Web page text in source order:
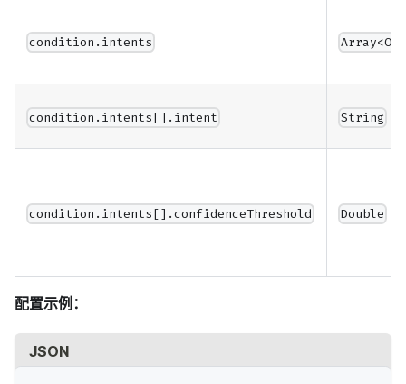
condition.intents
condition.intents[].intent String
condition.intents[].confidenceThreshold Double
配置示例：
JSON